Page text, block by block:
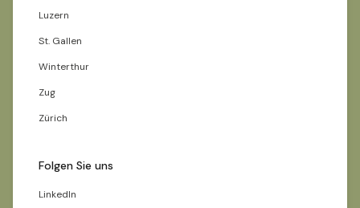
Luzern
St. Gallen
Winterthur
Zug
Zürich
Folgen Sie uns
LinkedIn